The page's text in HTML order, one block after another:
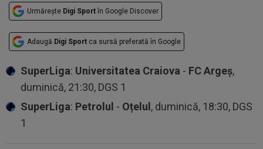
Urmărește Digi Sport în Google Discover
Adaugă Digi Sport ca sursă preferată în Google
SuperLiga: Universitatea Craiova - FC Argeș,
duminică, 21:30, DGS 1
SuperLiga: Petrolul - Oțelul, duminică, 18:30, DGS
1